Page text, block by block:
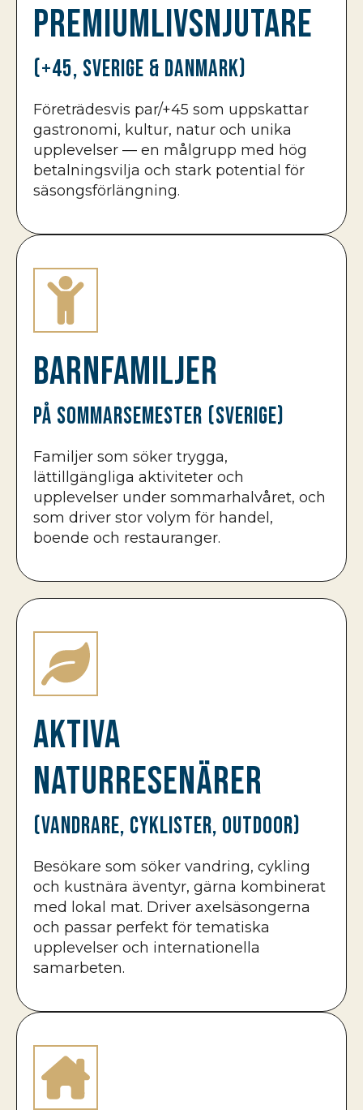
Premiumlivsnjutare
(+45, Sverige & Danmark)
Företrädesvis par/+45 som uppskattar
gastronomi, kultur, natur och unika
upplevelser — en målgrupp med hög
betalningsvilja och stark potential för
säsongsförlängning.
Barnfamiljer
på sommarsemester (Sverige)
Familjer som söker trygga,
lättillgängliga aktiviteter och
upplevelser under sommarhalvåret, och
som driver stor volym för handel,
boende och restauranger.
Aktiva
naturresenärer
(vandrare, cyklister, outdoor)
Besökare som söker vandring, cykling
och kustnära äventyr, gärna kombinerat
med lokal mat. Driver axelsäsongerna
och passar perfekt för tematiska
upplevelser och internationella
samarbeten.